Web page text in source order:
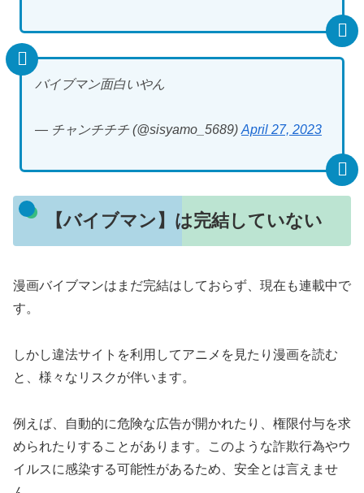
バイブマン面白いやん
— チャンチチチ (@sisyamo_5689) April 27, 2023
【バイブマン】は完結していない
漫画バイブマンはまだ完結はしておらず、現在も連載中で
す。
しかし違法サイトを利用してアニメを見たり漫画を読む
と、様々なリスクが伴います。
例えば、自動的に危険な広告が開かれたり、権限付与を求
められたりすることがあります。このような詐欺行為やウ
イルスに感染する可能性があるため、安全とは言えませ